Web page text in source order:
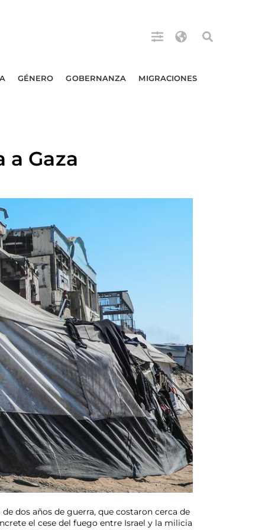
GÉNERO GOBERNANZA MIGRACIONES
a Gaza
dos años de guerra, que costaron cerca de
el cese del fuego entre Israel y la milicia